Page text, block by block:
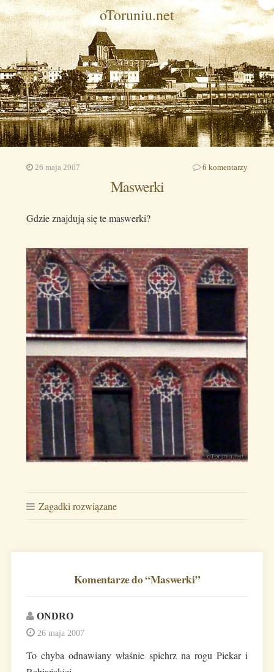
oToruniu.net
26 maja 2007 6 komentarzy
Maswerki
Gdzie znajdują się te maswerki?
Zagadki rozwiązane
Komentarze do “Maswerki”
ONDRO
26 maja 2007
To chyba odnawiany właśnie spichrz na rogu Piekar i